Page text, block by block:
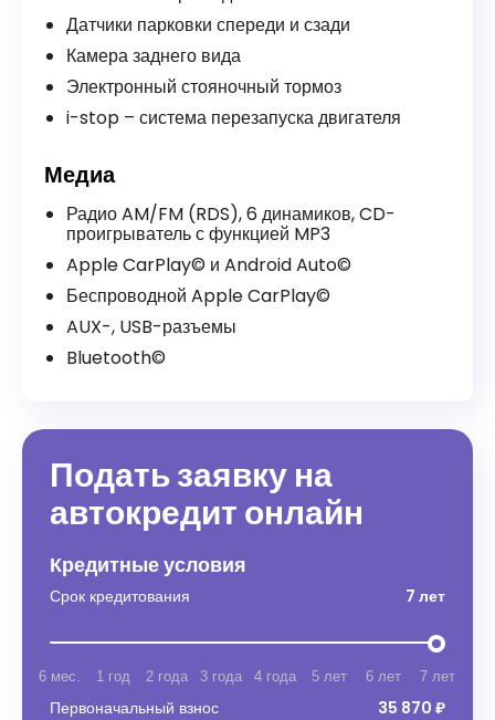
Датчики парковки спереди и сзади
Камера заднего вида
Электронный стояночный тормоз
i-stop – система перезапуска двигателя
Медиа
Радио AM/FM (RDS), 6 динамиков, CD-
проигрыватель с функцией MP3
Apple CarPlay©️ и Android Auto©️
Беспроводной Apple CarPlay©️
AUX-, USB-разъемы
Bluetooth©️
Подать заявку на
автокредит онлайн
Кредитные условия
Срок кредитования 7 лет
6 мес. 1 год 2 года 3 года 4 года 5 лет 6 лет 7 лет
Первоначальный взнос 35 870 ₽